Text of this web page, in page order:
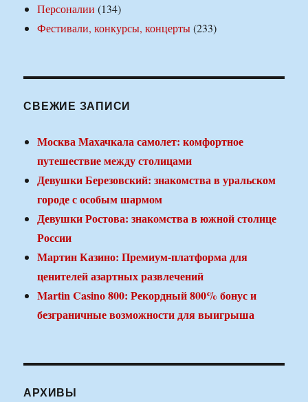
Персоналии (134)
Фестивали, конкурсы, концерты(233)
СВЕЖИЕ ЗАПИСИ
Москва Махачкала самолет: комфортное
путешествие между столицами
Девушки Березовский: знакомства в уральском
городе с особым шармом
Девушки Ростова: знакомства в южной столице
России
Мартин Казино: Премиум-платформа для
ценителей азартных развлечений
Martin Casino 800: Рекордный 800% бонус и
безграничные возможности для выигрыша
АРХИВЫ